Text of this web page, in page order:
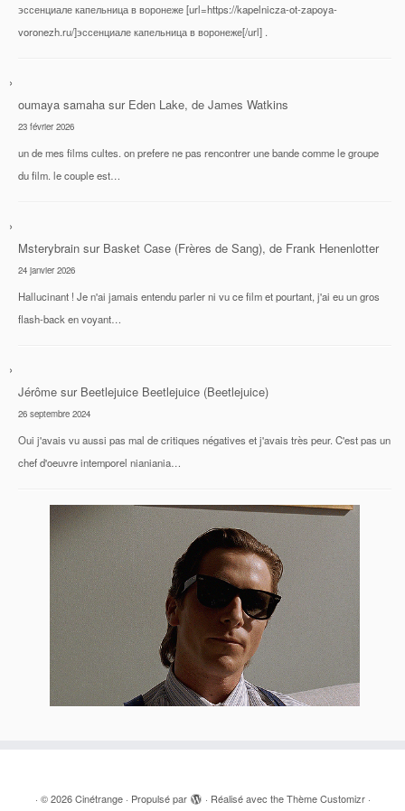
эссенциале капельница в воронеже [url=https://kapelnicza-ot-zapoya-
voronezh.ru/]эссенциале капельница в воронеже[/url] .
oumaya samaha sur Eden Lake, de James Watkins
23 février 2026
un de mes films cultes. on prefere ne pas rencontrer une bande comme le groupe
du film. le couple est…
Msterybrain sur Basket Case (Frères de Sang), de Frank Henenlotter
24 janvier 2026
Hallucinant ! Je n'ai jamais entendu parler ni vu ce film et pourtant, j'ai eu un gros
flash-back en voyant…
Jérôme sur Beetlejuice Beetlejuice (Beetlejuice)
26 septembre 2024
Oui j'avais vu aussi pas mal de critiques négatives et j'avais très peur. C'est pas un
chef d'oeuvre intemporel nianiania…
· © 2026 Cinétrange· Propulsé par · Réalisé avec theThème Customizr·